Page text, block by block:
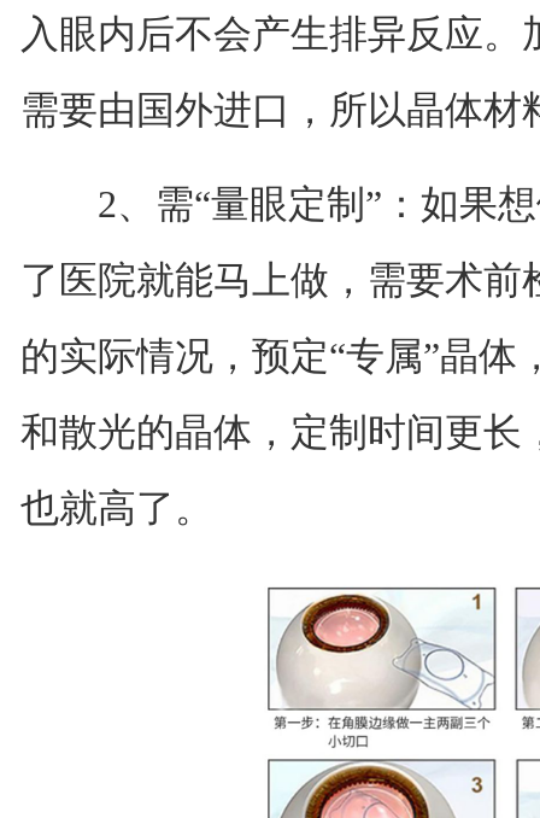
入眼内后不会产生排异反应
需要由国外进口，所以晶体材
2、需“量眼定制”：如果想
了医院就能马上做，需要术
的实际情况，预定“专属”晶
和散光的晶体，定制时间更
也就高了。